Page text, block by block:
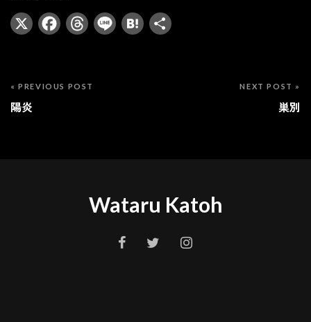
X Facebook
Threads
LineHatena
« PREVIOUS POST
陽炎
NEXT POST »
巣別
Wataru Katoh